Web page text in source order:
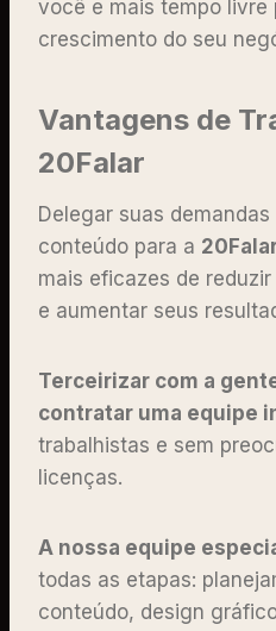
você e mais tempo
crescimento do seu
Vantagens de
20Falar
Delegar suas
conteúdo para a
mais eficazes de
e aumentar seus
Terceirizar com a
contratar uma equipe
trabalhistas e sem
licenças.
A nossa equipe
todas as etapas:
conteúdo, design